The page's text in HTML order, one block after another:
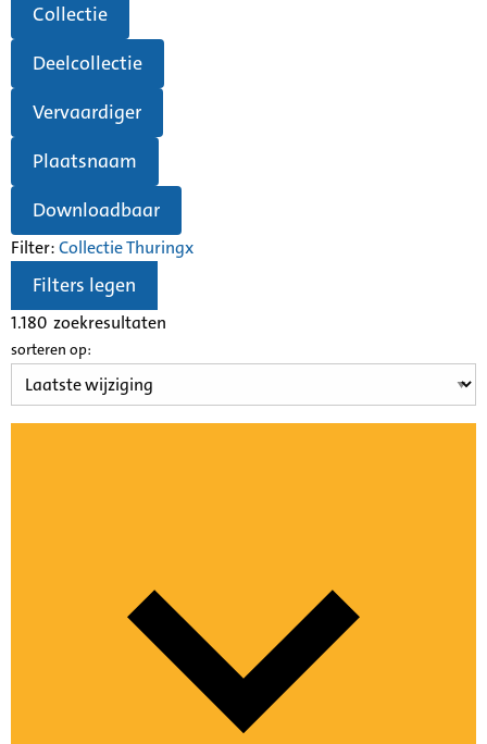
Collectie
Deelcollectie
Vervaardiger
Plaatsnaam
Downloadbaar
Filter:Collectie Thuringx
Filters legen
1.180 zoekresultaten
sorteren op: